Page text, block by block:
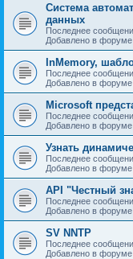
Система
данных
Последнее
Добавлено в форуме
InMemory,
Последнее
Добавлено в форуме
Microsoft
Последнее
Добавлено в форуме
Узнать
Последнее
Добавлено в форуме
API "Честный
Последнее
Добавлено в форуме
SV NNTP
Последнее
Добавлено в форуме